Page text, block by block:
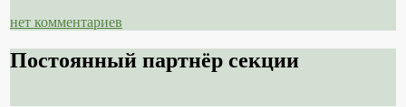
нет комментариев
Постоянный партнёр секции